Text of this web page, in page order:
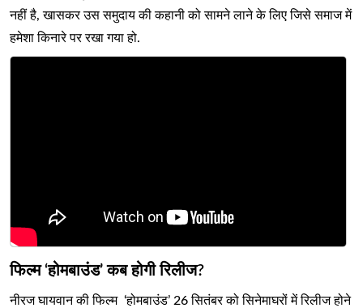
नहीं है, खासकर उस समुदाय की कहानी को सामने लाने के लिए जिसे समाज में
हमेशा किनारे पर रखा गया हो.
फिल्म ‘होमबाउंड’ कब होगी रिलीज?
नीरज घायवान की फिल्म ‘होमबाउंड’ 26 सितंबर को सिनेमाघरों में रिलीज होने